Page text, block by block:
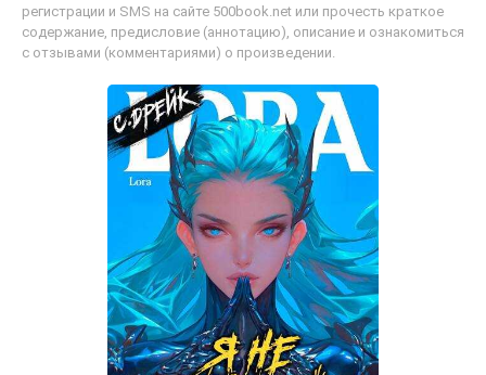
регистрации и SMS на сайте 500book.net или прочесть краткое
содержание, предисловие (аннотацию), описание и ознакомиться
с отзывами (комментариями) о произведении.